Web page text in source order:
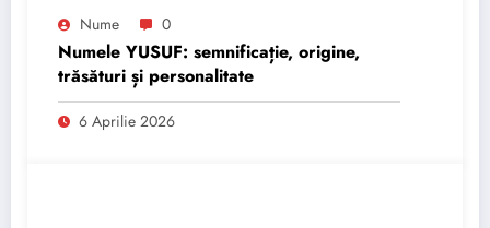
Nume 0
Numele YUSUF: semnificație, origine,
trăsături și personalitate
6 Aprilie 2026